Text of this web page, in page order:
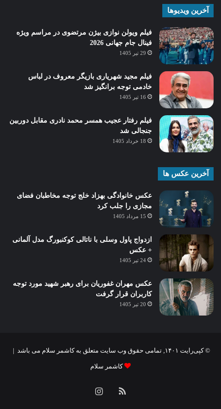
آخرین ویدیوها
فیلم ویولن نوازی بیژن مرتضوی در مراسم ویژه
فینال جام جهانی 2026
29 تیر 1405
فیلم مجید شهریاری بازیگر معروف در لباس
خادمی توجه برانگیز شد
16 تیر 1405
فیلم رفتار عجیب همسر محمد نادری مقابل دوربین
جنجالی شد
18 خرداد 1405
آخرین عکس ها
عکس خانوادگی بهزاد خلج توجه مخاطبان فضای
مجازی را جلب کرد
15 مرداد 1405
ازدواج پاول وسلی با ناتالی کوکنبورگ مدل آلمانی
+ عکس
24 تیر 1405
عکس مهران غفوریان برای رهبر شهید مورد توجه
کاربران قرار گرفت
20 تیر 1405
© کپی‌رایت ۱۴۰۱, تمامی حقوق وب سایت متعلق به کاشمر سلام می باشد |
کاشمر سلام
خوراکاینستاگرام